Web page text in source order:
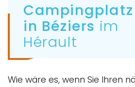
Campingplatz
in Béziers im
Hérault
Wie wäre es, wenn Sie Ihren